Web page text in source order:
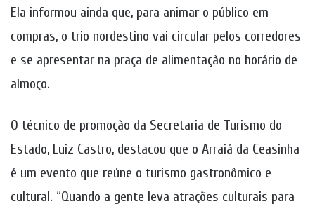
Ela informou ainda que, para animar o público em
compras, o trio nordestino vai circular pelos corredores
e se apresentar na praça de alimentação no horário de
almoço.
O técnico de promoção da Secretaria de Turismo do
Estado, Luiz Castro, destacou que o Arraiá da Ceasinha
é um evento que reúne o turismo gastronômico e
cultural. “Quando a gente leva atrações culturais para